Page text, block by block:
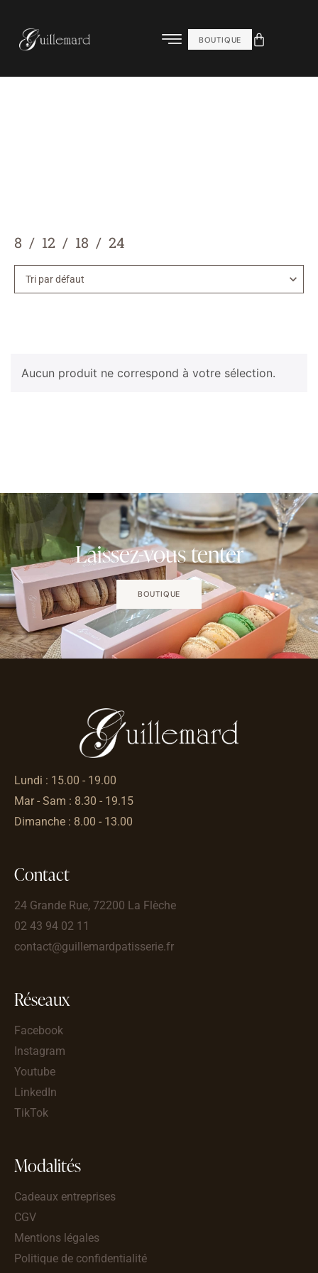
BOUTIQUE
8 12 18 24
Aucun produit ne correspond à votre sélection.
Laissez-vous tenter
BOUTIQUE
Lundi : 15.00 - 19.00
Mar - Sam : 8.30 - 19.15
Dimanche : 8.00 - 13.00
Contact
24 Grande Rue, 72200 La Flèche
02 43 94 02 11
contact@guillemardpatisserie.fr
Réseaux
Facebook
Instagram
Youtube
LinkedIn
TikTok
Modalités
Cadeaux entreprises
CGV
Mentions légales
Politique de confidentialité